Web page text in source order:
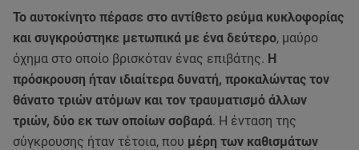
Το αυτοκίνητο πέρασε στο αντίθετο ρεύμα κυκλοφορίας
και συγκρούστηκε μετωπικά με ένα δεύτερο, μαύρο
όχημα στο οποίο βρισκόταν ένας επιβάτης. Η
πρόσκρουση ήταν ιδιαίτερα δυνατή, προκαλώντας τον
θάνατο τριών ατόμων και τον τραυματισμό άλλων
τριών, δύο εκ των οποίων σοβαρά. Η ένταση της
σύγκρουσης ήταν τέτοια, που μέρη των καθισμάτων